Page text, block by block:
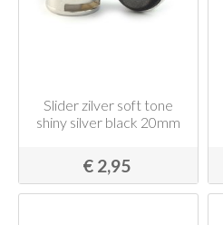
Slider zilver soft tone
shiny silver black 20mm
€ 2,95